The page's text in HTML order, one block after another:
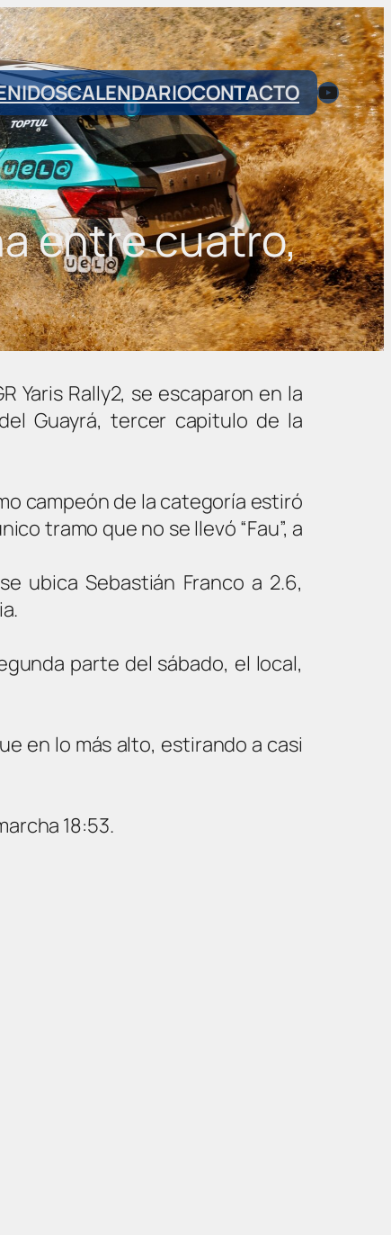
CALENDARIOCONTACTO
entre cuatro,
Yaris Rally2, se escaparon en la
Guayrá, tercer capitulo de la
campeón de la categoría estiró
tramo que no se llevó “Fau”, a
ubica Sebastián Franco a 2.6,
parte del sábado, el local,
en lo más alto, estirando a casi
18:53.